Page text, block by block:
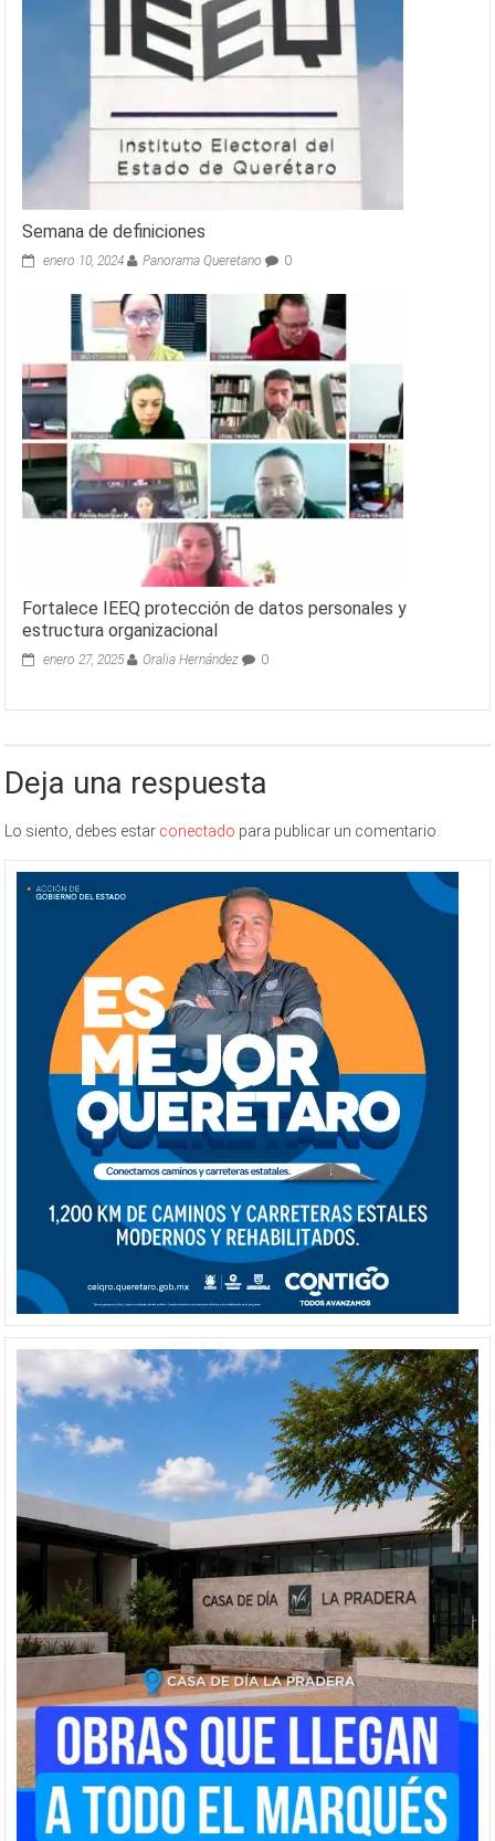
Semana de definiciones
enero 10, 2024 Panorama Queretano 0
Fortalece IEEQ protección de datos personales y
estructura organizacional
enero 27, 2025 Oralia Hernández 0
Deja una respuesta
Lo siento, debes estar conectado para publicar un comentario.